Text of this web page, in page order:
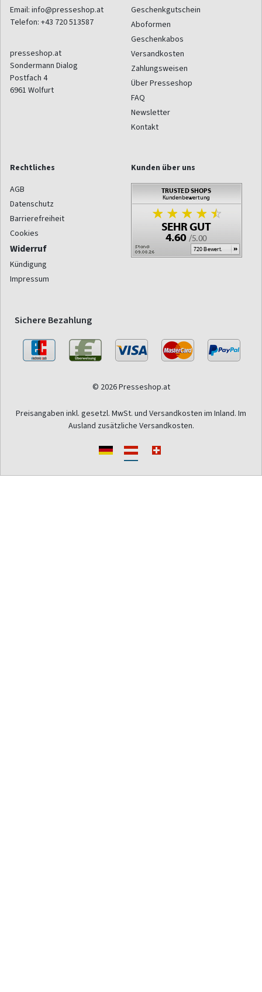
Email: info@presseshop.at
Telefon: +43 720 513587
presseshop.at
Sondermann Dialog
Postfach 4
6961 Wolfurt
Geschenkgutschein
Aboformen
Geschenkabos
Versandkosten
Zahlungsweisen
Über Presseshop
FAQ
Newsletter
Kontakt
Rechtliches
AGB
Datenschutz
Barrierefreiheit
Cookies
Widerruf
Kündigung
Impressum
Kunden über uns
Sichere Bezahlung
© 2026 Presseshop.at
Preisangaben inkl. gesetzl. MwSt. und Versandkosten im Inland. Im
Ausland zusätzliche Versandkosten.